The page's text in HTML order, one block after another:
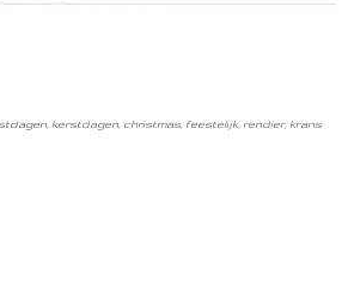
kerstdagen, christmas, feestelijk, rendier, krans